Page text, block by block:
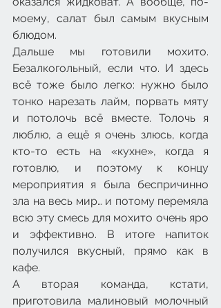
моему, салат был самым вкусным
блюдом.
Дальше мы готовили мохито.
Безалкогольный, если что. И здесь
всё тоже было легко: нужно было
тонко нарезать лайм, порвать мяту
и потолочь всё вместе. Толочь я
люблю, а ещё я очень злюсь, когда
кто-то есть на «кухне», когда я
готовлю, и поэтому к концу
мероприятия я была беспричинно
зла на весь мир… и потому перемяла
всю эту смесь для мохито очень яро
и эффективно. В итоге напиток
получился вкусный, прямо как в
кафе.
А вторая команда, кстати,
приготовила малиновый молочный